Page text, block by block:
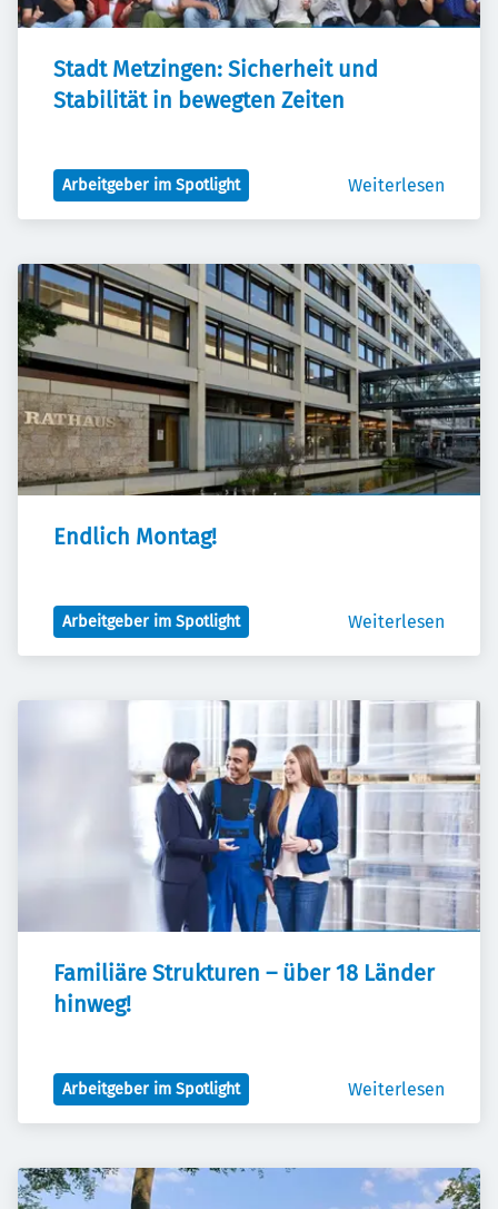
Stadt Metzingen: Sicherheit und
Stabilität in bewegten Zeiten
Arbeitgeber im Spotlight Weiterlesen
Endlich Montag!
Arbeitgeber im Spotlight Weiterlesen
Familiäre Strukturen – über 18 Länder
hinweg!
Arbeitgeber im Spotlight Weiterlesen